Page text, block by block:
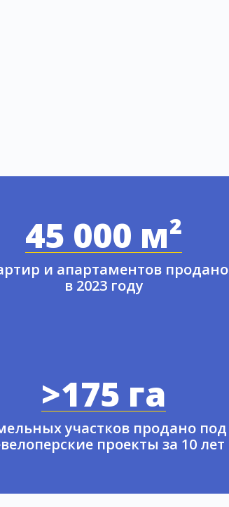
45 000 м²
и апартаментов продано
в 2023 году
>175 га
участков продано под
проекты за 10 лет